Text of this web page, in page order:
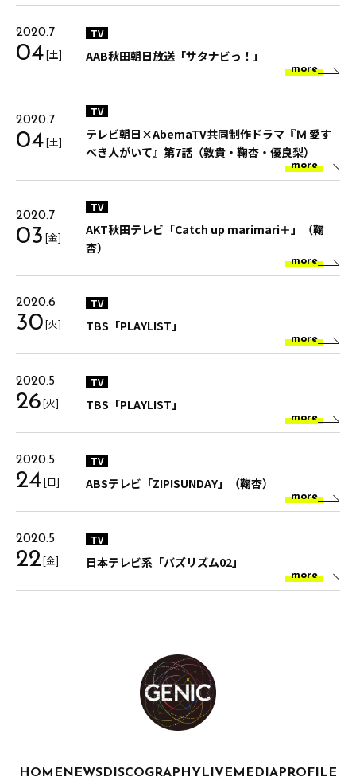
2020.7
04[土]
TV
AAB秋田朝日放送「サタナビっ！」
more
2020.7
04[土]
TV
テレビ朝日×AbemaTV共同制作ドラマ『Ｍ 愛す
べき人がいて』第7話（敦貴・鞠杏・優良梨）
more
2020.7
03 [金]
TV
AKT秋田テレビ「Catch up marimari＋」（鞠
杏）
more
2020.6
30[火]
TV
TBS「PLAYLIST」
more
2020.5
26[火]
TV
TBS「PLAYLIST」
more
2020.5
24[日]
TV
ABSテレビ「ZIP!SUNDAY」（鞠杏）
more
2020.5
22[金]
TV
日本テレビ系「バズリズム02」
more
HOME NEWS DISCOGRAPHY LIVE MEDIA PROFILE